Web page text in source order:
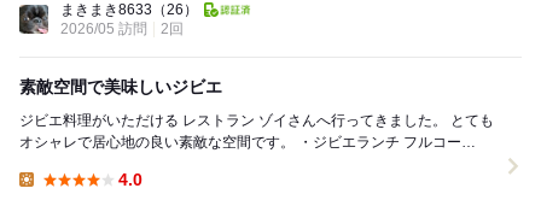
まきまき8633 （26）
2026/05 訪問
2回
素敵空間で美味しいジビエ
ジビエ料理がいただける レストラン ゾイさんへ行ってきました。 とても
オシャレで居心地の良い素敵な空間です。 ・ジビエランチ フルコー
4.0